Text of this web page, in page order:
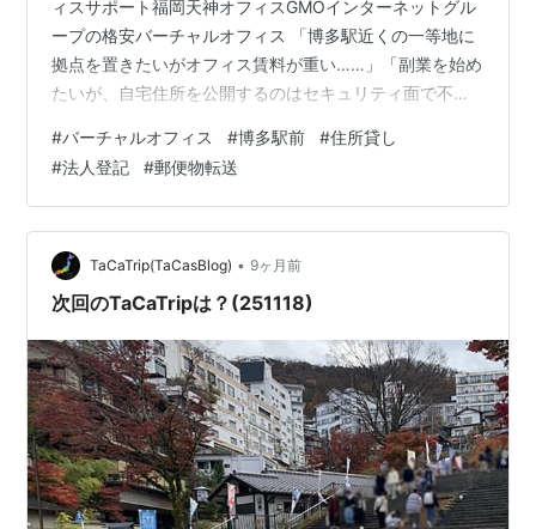
ィスサポート福岡天神オフィスGMOインターネットグル
ープの格安バーチャルオフィス 「博多駅近くの一等地に
拠点を置きたいがオフィス賃料が重い……」「副業を始め
たいが、自宅住所を公開するのはセキュリティ面で不安
ばれているのが、東証プライム上場のGMOインターネッ
トグループが運営するバーチャルオフィスGMOオフィス
サポート福岡博多オフィスです。 バーチャルオフィスは
価格競争が熾烈ですが、その中でもGMOオフィスサポー
トは「初期費用・保証料0円」「150gまでの郵便転送料0
円」という、他社を圧倒する…
#バーチャルオフィス #博多駅前 #住所貸し
#法人登記 #郵便物転送
TaCaTrip(TaCasBlog) • 9ヶ月前
次回のTaCaTripは？(251118)